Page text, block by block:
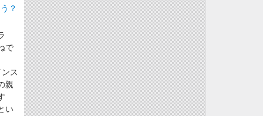
？
で
ス
親
い